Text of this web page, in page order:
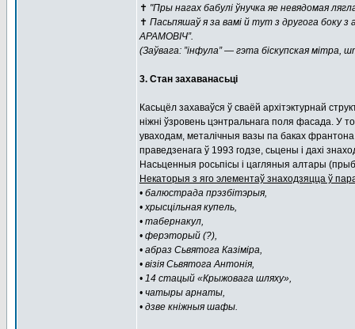
✝️ "Пры нагах бабулі ўнучка яе невядомая
✝️ Пасьпяшаў я за вамі й тут з другога боку
АРАМОВІЧ”.
(Заўвага: ”інфула” — гэта біскупская мітра,
3. Стан захаванасьці
Касьцёл захаваўся ў сваёй архітэктурнай
ніжні ўзровень цэнтральнага поля фасада. У
уваходам, металічныя вазы па баках
праведзенага ў 1993 годзе, сьцены і дахі
Насьценныя росьпісы і цагляныя алтары
Некаторыя з яго элементаў знаходзяцца ў
• балюстрада прэзбітэрыя,
• хрысцільная купель,
• табернакул,
• ферэторый (?),
• абраз Сьвятога Казіміра,
• візія Сьвятога Антонія,
• 14 стацый «Крыжовага шляху»,
• чатыры арнаты,
• дзве кніжныя шафы.